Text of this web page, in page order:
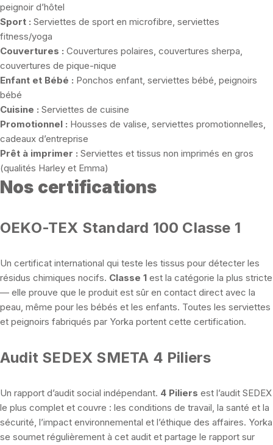
peignoir d’hôtel
Sport : Serviettes de sport en microfibre, serviettes
fitness/yoga
Couvertures : Couvertures polaires, couvertures sherpa,
couvertures de pique-nique
Enfant et Bébé : Ponchos enfant, serviettes bébé, peignoirs
bébé
Cuisine : Serviettes de cuisine
Promotionnel : Housses de valise, serviettes promotionnelles,
cadeaux d’entreprise
Prêt à imprimer : Serviettes et tissus non imprimés en gros
(qualités Harley et Emma)
Nos certifications
OEKO-TEX Standard 100 Classe 1
Un certificat international qui teste les tissus pour détecter les
résidus chimiques nocifs. Classe 1 est la catégorie la plus stricte
— elle prouve que le produit est sûr en contact direct avec la
peau, même pour les bébés et les enfants. Toutes les serviettes
et peignoirs fabriqués par Yorka portent cette certification.
Audit SEDEX SMETA 4 Piliers
Un rapport d’audit social indépendant. 4 Piliers est l’audit SEDEX
le plus complet et couvre : les conditions de travail, la santé et la
sécurité, l’impact environnemental et l’éthique des affaires. Yorka
se soumet régulièrement à cet audit et partage le rapport sur